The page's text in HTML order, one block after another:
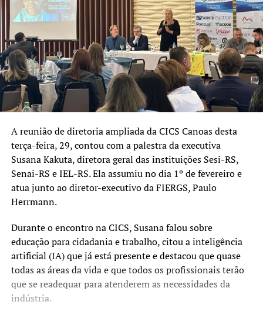
A reunião de diretoria ampliada da CICS Canoas desta
terça-feira, 29, contou com a palestra da executiva
Susana Kakuta, diretora geral das instituições Sesi-RS,
Senai-RS e IEL-RS. Ela assumiu no dia 1º de fevereiro e
atua junto ao diretor-executivo da FIERGS, Paulo
Herrmann.
Durante o encontro na CICS, Susana falou sobre
educação para cidadania e trabalho, citou a inteligência
artificial (IA) que já está presente e destacou que quase
todas as áreas da vida e que todos os profissionais terão
que se readequar para atenderem as necessidades da
indústria.